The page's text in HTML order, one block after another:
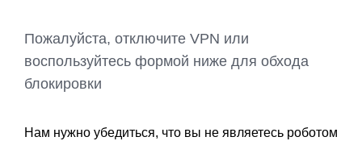
Пожалуйста, отключите VPN или
воспользуйтесь формой ниже для обхода
блокировки
Нам нужно убедиться, что вы не являетесь роботом